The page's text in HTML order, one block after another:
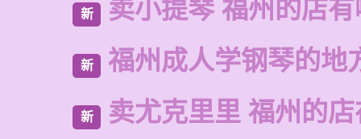
新 卖小提琴 福州的店
新 福州成人学钢琴的地
新 卖尤克里里 福州的